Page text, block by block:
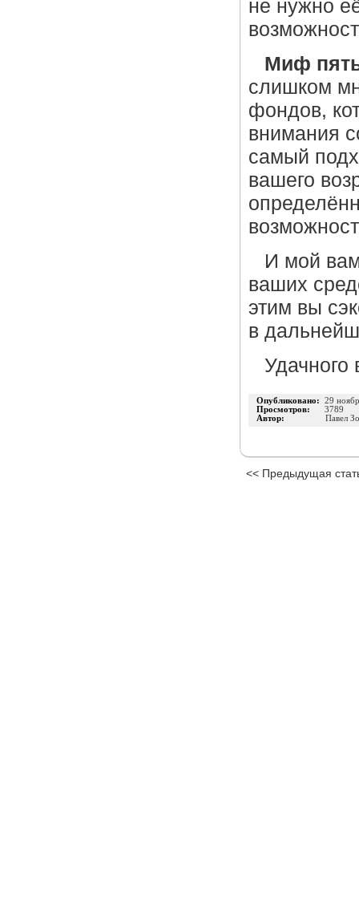
не нужно
Миф
слишком
фондов,
внимания
самый
вашего
И мой
ваших
этим вы
в
Удачного
Опубликовано: 29
Просмотров: 3789
Автор:
Павел
<< Предыдущая